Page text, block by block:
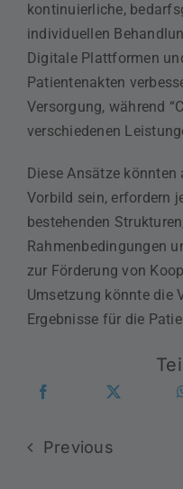
kontinuierliche,
individuellen
Digitale Plattformen
Patientenakten
Versorgung, während
verschiedenen
Diese Ansätze
Vorbild sein, erfordern
bestehenden
Rahmenbedingungen
zur Förderung von
Umsetzung könnte die
Ergebnisse für die
Previous